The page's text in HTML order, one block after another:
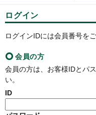
ログイン
ログインIDには会員番号を
会員の方
会員の方は、お客様IDとパ
い。
ID